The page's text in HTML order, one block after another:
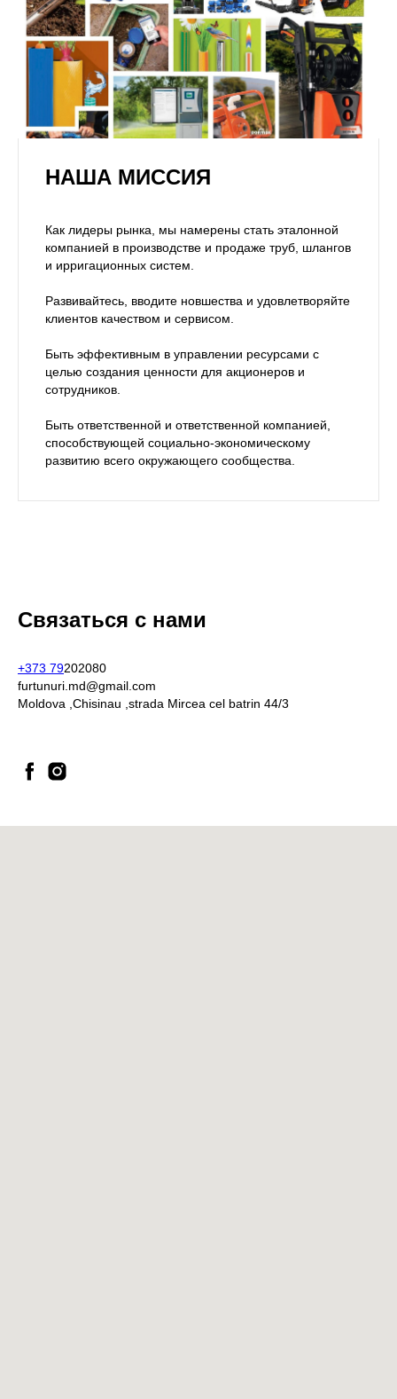
НАША МИССИЯ
Как лидеры рынка, мы намерены стать эталонной
компанией в производстве и продаже труб, шлангов
и ирригационных систем.
Развивайтесь, вводите новшества и удовлетворяйте
клиентов качеством и сервисом.
Быть эффективным в управлении ресурсами с
целью создания ценности для акционеров и
сотрудников.
Быть ответственной и ответственной компанией,
способствующей социально-экономическому
развитию всего окружающего сообщества.
Связаться с нами
+373 79202080
furtunuri.md@gmail.com
Moldova ,Chisinau ,strada Mircea cel batrin 44/3